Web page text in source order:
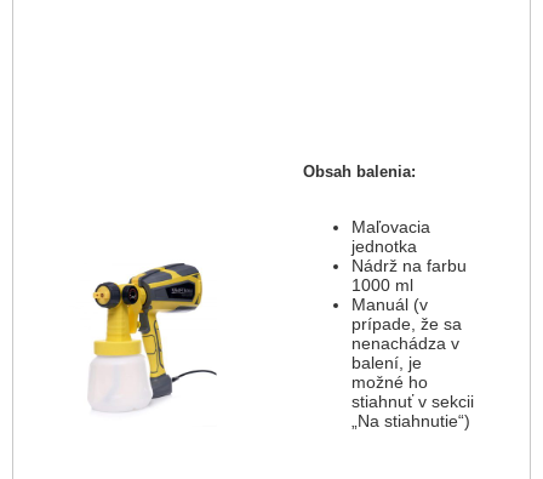
Obsah balenia:
Maľovacia
jednotka
Nádrž na farbu
1000 ml
Manuál (v
prípade, že sa
nenachádza v
balení, je
možné ho
stiahnuť v sekcii
„Na stiahnutie“)